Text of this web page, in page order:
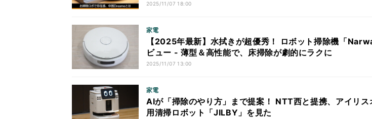
2025/11/07 18:00
家電
【2025年最新】水拭きが超優秀！ ロボット掃除機「
ビュー - 薄型＆高性能で、床掃除が劇的にラクに
2025/11/07 13:00
家電
AIが「掃除のやり方」まで提案！ NTT西と提携、アイリス
用清掃ロボット「JILBY」を見た